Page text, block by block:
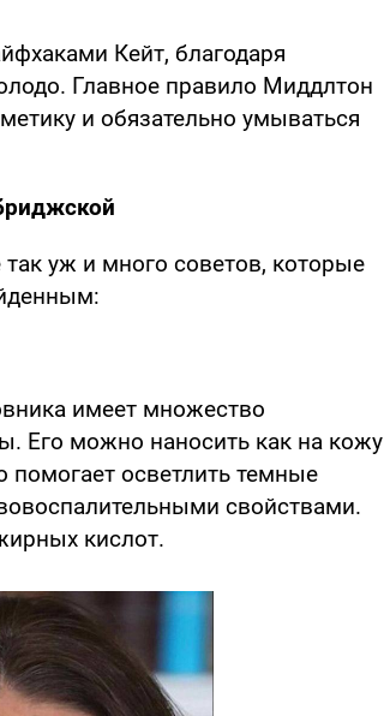
Кейт, благодаря
Главное правило Миддлтон
и обязательно умываться
уж и много советов, которые
имеет множество
Его можно наносить как на кожу
осветлить темные
свойствами.
кислот.